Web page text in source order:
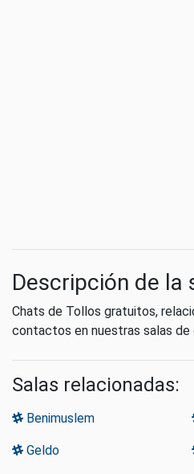
Descripción de la
Chats de Tollos gratuitos,
contactos en nuestras salas de
Salas relacionadas:
Benimuslem
Geldo